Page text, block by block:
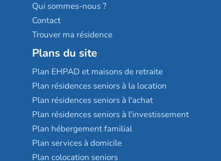
Qui sommes-nous ?
Contact
Trouver ma résidence
Plans du site
Plan EHPAD et maisons de retraite
Plan résidences seniors à la location
Plan résidences seniors à l'achat
Plan résidences seniors à l'investissement
Plan hébergement familial
Plan services à domicile
Plan colocation seniors